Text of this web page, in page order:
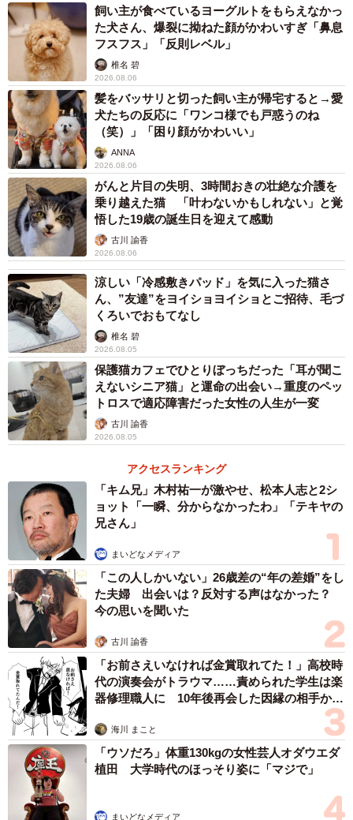
飼い主が食べているヨーグルトをもらえなかっ
た犬さん、爆裂に拗ねた顔がかわいすぎ「鼻息
フスフス」「反則レベル」
椎名 碧
2026.08.06
髪をバッサリと切った飼い主が帰宅すると→愛
犬たちの反応に「ワンコ様でも戸惑うのね
（笑）」「困り顔がかわいい」
ANNA
2026.08.06
がんと片目の失明、3時間おきの壮絶な介護を
乗り越えた猫 「叶わないかもしれない」と覚
悟した19歳の誕生日を迎えて感動
古川 諭香
2026.08.06
涼しい「冷感敷きパッド」を気に入った猫さ
ん、”友達”をヨイショヨイショとご招待、毛づ
くろいでおもてなし
椎名 碧
2026.08.05
保護猫カフェでひとりぼっちだった「耳が聞こ
えないシニア猫」と運命の出会い→重度のペッ
トロスで適応障害だった女性の人生が一変
古川 諭香
2026.08.05
アクセスランキング
「キム兄」木村祐一が激やせ、松本人志と2シ
ョット「一瞬、分からなかったわ」「テキヤの
兄さん」
まいどなメディア
「この人しかいない」26歳差の“年の差婚”をし
た夫婦 出会いは？反対する声はなかった？
今の思いを聞いた
古川 諭香
「お前さえいなければ金賞取れてた！」高校時
代の演奏会がトラウマ……責められた学生は楽
器修理職人に 10年後再会した因縁の相手から
海川 まこと
「ウソだろ」体重130kgの女性芸人オダウエダ
植田 大学時代のほっそり姿に「マジで」
まいどなメディア